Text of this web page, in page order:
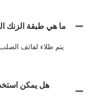
ما هي طبقة الزنك
يتم طلاء لفائف
هل يمكن